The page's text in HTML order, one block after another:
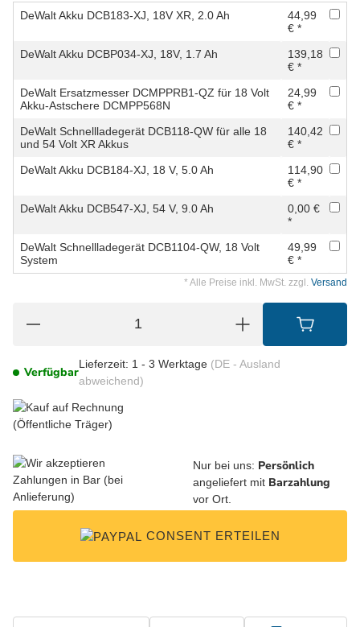
DeWalt Akku DCB183-XJ, 18V XR, 2.0 Ah
44,99
€ *
DeWalt Akku DCBP034-XJ, 18V, 1.7 Ah
139,18
€ *
DeWalt Ersatzmesser DCMPPRB1-QZ für 18 Volt
Akku-Astschere DCMPP568N
24,99
€ *
DeWalt Schnellladegerät DCB118-QW für alle 18
und 54 Volt XR Akkus
140,42
€ *
DeWalt Akku DCB184-XJ, 18 V, 5.0 Ah
114,90
€ *
DeWalt Akku DCB547-XJ, 54 V, 9.0 Ah
0,00 €
*
DeWalt Schnellladegerät DCB1104-QW, 18 Volt
System
49,99
€ *
* Alle Preise inkl. MwSt. zzgl. Versand
Verfügbar
Lieferzeit: 1 - 3 Werktage (DE - Ausland
abweichend)
Nur bei uns: Persönlich
angeliefert mit Barzahlung
vor Ort.
CONSENT ERTEILEN